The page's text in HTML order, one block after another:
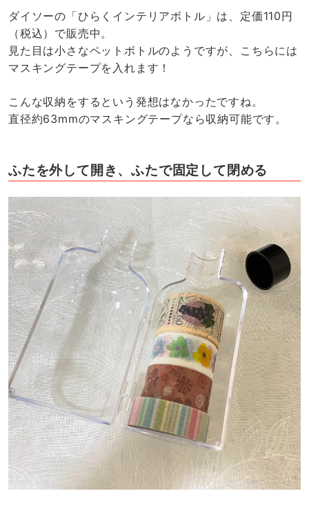
ダイソーの「ひらくインテリアボトル」は、定価110円
（税込）で販売中。
見た目は小さなペットボトルのようですが、こちらには
マスキングテープを入れます！
こんな収納をするという発想はなかったですね。
直径約63mmのマスキングテープなら収納可能です。
ふたを外して開き、ふたで固定して閉める